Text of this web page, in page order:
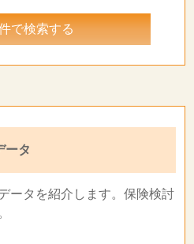
るデータ
ータを紹介します。保険検討
さい。